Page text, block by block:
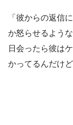
「彼からの返信
か怒らせるよう
日会ったら彼は
かってるんだけ